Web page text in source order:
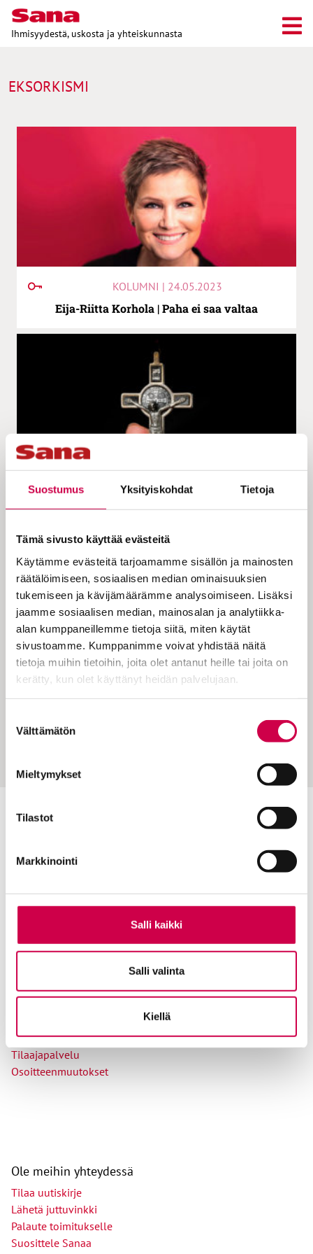
Suostumus Yksityiskohdat Tietoja
Tämä sivusto käyttää evästeitä
Käytämme evästeitä tarjoamamme sisällön ja mainosten
räätälöimiseen, sosiaalisen median ominaisuuksien
tukemiseen ja kävijämäärämme analysoimiseen. Lisäksi
jaamme sosiaalisen median, mainosalan ja analytiikka-
alan kumppaneillemme tietoja siitä, miten käytät
sivustoamme. Kumppanimme voivat yhdistää näitä
tietoja muihin tietoihin, joita olet antanut heille tai joita on
kerätty, kun olet käyttänyt heidän palvelujaan.
valinta
Välttämätön
Mieltymykset
Tilastot
Markkinointi
Salli kaikki
Salli valinta
Kiellä
Ihmisyydestä, uskosta ja yhteiskunnasta
EKSORKISMI
KOLUMNI | 24.05.2023
Eija-Riitta Korhola | Paha ei saa valtaa
HELMIÄ LUUKKAAN EVANKELIUMISTA |
19.04.2023
Mitä ajatella eksorkismeista?
PL 48, 08101 LOHJA
Kansan Raamattuseuran Säätiö sr
Sana-lehden kampanjat
Tietosuojalauseke
Tilaajapalvelu
Osoitteenmuutokset
Ole meihin yhteydessä
Tilaa uutiskirje
Lähetä juttuvinkki
Palaute toimitukselle
Suosittele Sanaa